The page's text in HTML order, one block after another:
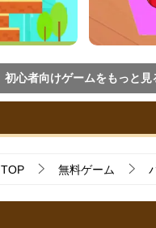
初心者向けゲームをもっと見
TOP 無料ゲーム